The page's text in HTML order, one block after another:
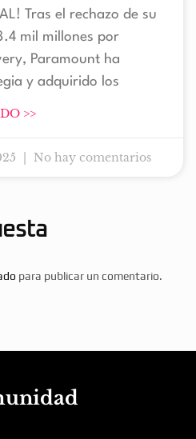
Tras el rechazo de su
mil millones por
Paramount ha
y adquirido los
>>
No hay comentarios
para publicar un comentario.